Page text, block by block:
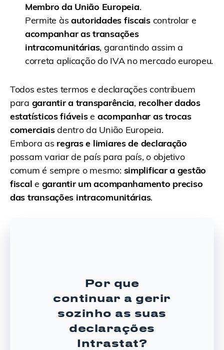
Membro da União Europeia.
Permite àsautoridades fiscaiscontrolar e
acompanhar as transações
intracomunitárias, garantindo assim a
correta aplicação do IVA no mercado europeu.
Todos estes termos e declarações contribuem
para garantir a transparência, recolher dados
estatísticos fiáveise acompanhar as trocas
comerciaisdentro da União Europeia.
Embora as regras e limiares de declaração
possam variar de país para país, o objetivo
comum é sempre o mesmo: simplificar a gestão
fiscal e garantir um acompanhamento preciso
das transações intracomunitárias.
Por que
continuar a gerir
sozinho as suas
declarações
Intrastat?